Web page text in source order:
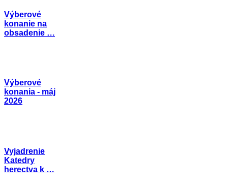
Výberové
konanie na
obsadenie …
Výberové
konania - máj
2026
Vyjadrenie
Katedry
herectva k …